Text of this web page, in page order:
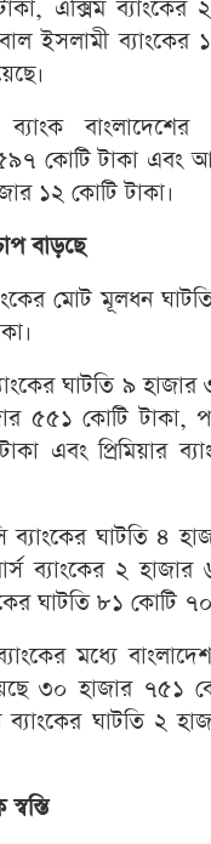
এক্সিম ব্যাংকের
ইসলামী
কোটি টাকা এবং
১২ কোটি টাকা।
বাড়ছে
মোট মূলধন
ঘাটতি ৯
৫৫১ কোটি টাকা,
এবং প্রিমিয়ার
ঘাটতি ৪
ব্যাংকের ২
ঘাটতি ৮১ কোটি
মধ্যে
৩০ হাজার ৭৫১
ব্যাংকের ঘাটতি ২